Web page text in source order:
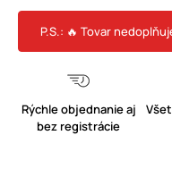
P.S.: 🔥 Tovar
Rýchle objednanie aj
bez registrácie